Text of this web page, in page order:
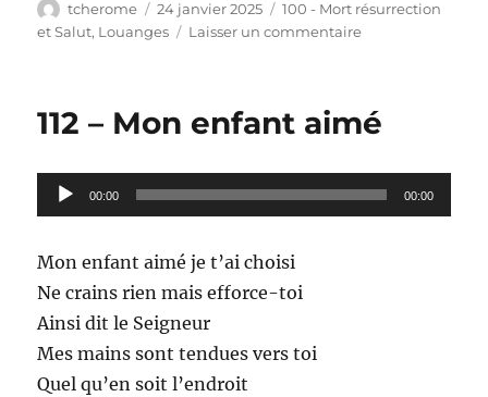
Auteur
tcherome
Publié
le
24 janvier 2025 Catégories
100 - Mort résurrection
et Salut, Louanges Laisser un commentairesur
ne
vase
112 – Mon enfant aimé
Lecteur
audio
00:00 00:00
Mon enfant aimé je t’ai choisi
Ne crains rien mais efforce-toi
Ainsi dit le Seigneur
Mes mains sont tendues vers toi
Quel qu’en soit l’endroit